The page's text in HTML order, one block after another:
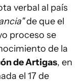
verbal al país
de que el
proceso se
de la
de Artigas, en
el 17 de